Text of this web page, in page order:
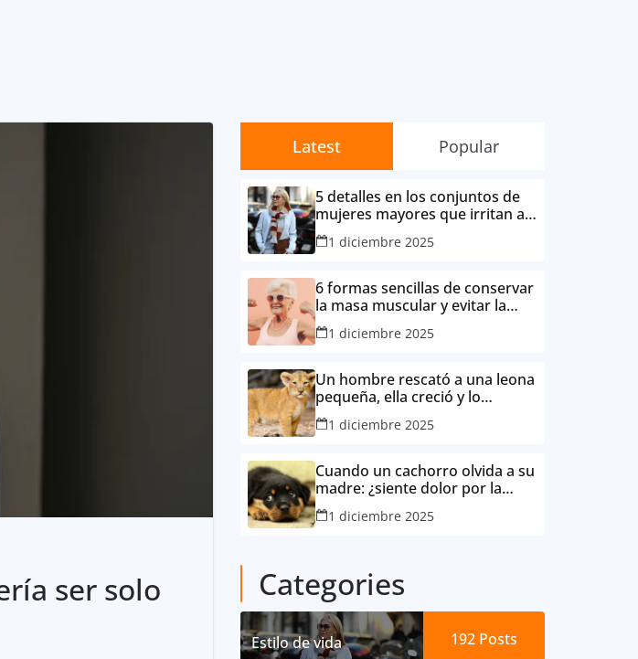
ser solo
Latest Popular
5 detalles en los conjuntos de
mujeres mayores que irritan a
sus contemporáneas.
1 diciembre 2025
6 formas sencillas de conservar
la masa muscular y evitar la
degradación corporal por la
edad
1 diciembre 2025
Un hombre rescató a una leona
pequeña, ella creció y lo
consideró su mejor amigo
1 diciembre 2025
Cuando un cachorro olvida a su
madre: ¿siente dolor por la
separación?
1 diciembre 2025
Categories
Estilo de vida 192 Posts